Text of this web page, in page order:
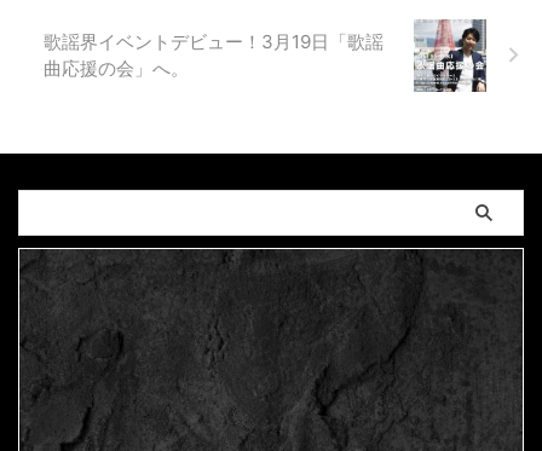
歌謡界イベントデビュー！3月19日「歌謡
曲応援の会」へ。